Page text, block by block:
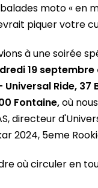
moto « en
piquer votre
à une soirée
19
Universal Ride, 37
Fontaine,où
directeur
2024, 5eme
où circuler en